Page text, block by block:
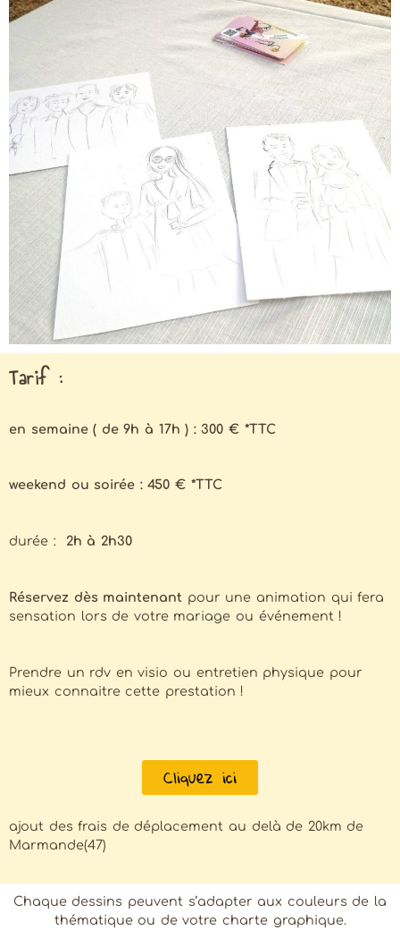
Tarif :
en semaine ( de 9h à 17h ) : 300 € *TTC
weekend ou soirée : 450 € *TTC
durée : 2h à 2h30
Réservez dès maintenant pour une animation qui fera
sensation lors de votre mariage ou événement !
Prendre un rdv en visio ou entretien physique pour
mieux connaitre cette prestation !
Cliquez ici
ajout des frais de déplacement au delà de 20km de
Marmande(47)
Chaque dessins peuvent s’adapter aux couleurs de la
thématique ou de votre charte graphique.